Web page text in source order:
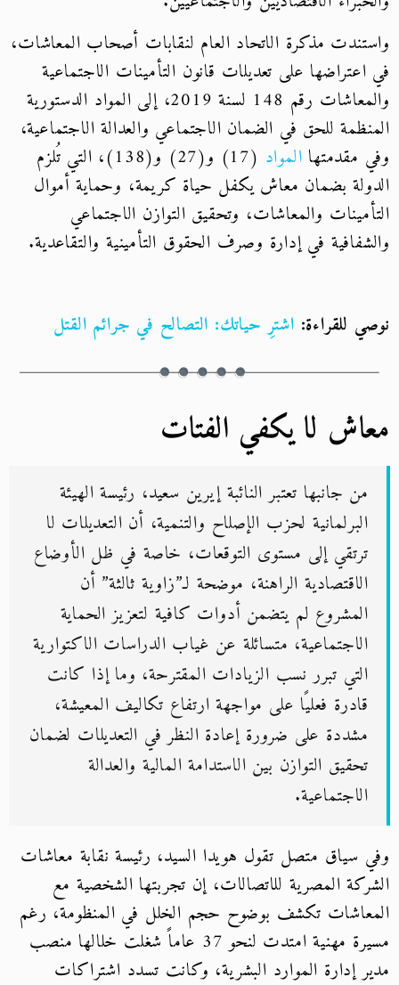
واستندت مذكرة الاتحاد العام لنقابات أصحاب المعاشات،
في اعتراضها على تعديلات قانون التأمينات الاجتماعية
والمعاشات رقم 148 لسنة 2019، إلى المواد الدستورية
المنظمة للحق في الضمان الاجتماعي والعدالة الاجتماعية،
وفي مقدمتها المواد
(17) و(27) و(138)، التي تُلزم
الدولة بضمان معاش يكفل حياة كريمة، وحماية أموال
التأمينات والمعاشات، وتحقيق التوازن الاجتماعي
والشفافية في إدارة وصرف الحقوق التأمينية والتقاعدية.
نوصي للقراءة: اشترِ حياتك: التصالح في جرائم القتل
معاش لا يكفي الفتات
من جانبها تعتبر النائبة إيرين سعيد، رئيسة الهيئة
البرلمانية لحزب الإصلاح والتنمية، أن التعديلات لا
ترتقي إلى مستوى التوقعات، خاصة في ظل الأوضاع
الاقتصادية الراهنة، موضحة لـ”زاوية ثالثة” أن
المشروع لم يتضمن أدوات كافية لتعزيز الحماية
الاجتماعية، متسائلة عن غياب الدراسات الاكتوارية
التي تبرر نسب الزيادات المقترحة، وما إذا كانت
قادرة فعليًا على مواجهة ارتفاع تكاليف المعيشة،
مشددة على ضرورة إعادة النظر في التعديلات لضمان
تحقيق التوازن بين الاستدامة المالية والعدالة
الاجتماعية.
وفي سياق متصل تقول هويدا السيد، رئيسة نقابة معاشات
الشركة المصرية للاتصالات، إن تجربتها الشخصية مع
المعاشات تكشف بوضوح حجم الخلل في المنظومة، رغم
مسيرة مهنية امتدت لنحو 37 عاماً شغلت خلالها منصب
مدير إدارة الموارد البشرية، وكانت تسدد اشتراكات